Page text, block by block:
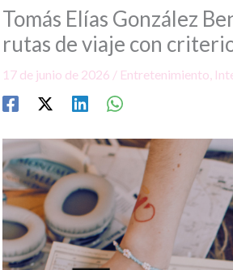
Tomás Elías González
rutas de viaje con
17 de junio de 2026 / Entretenimiento,